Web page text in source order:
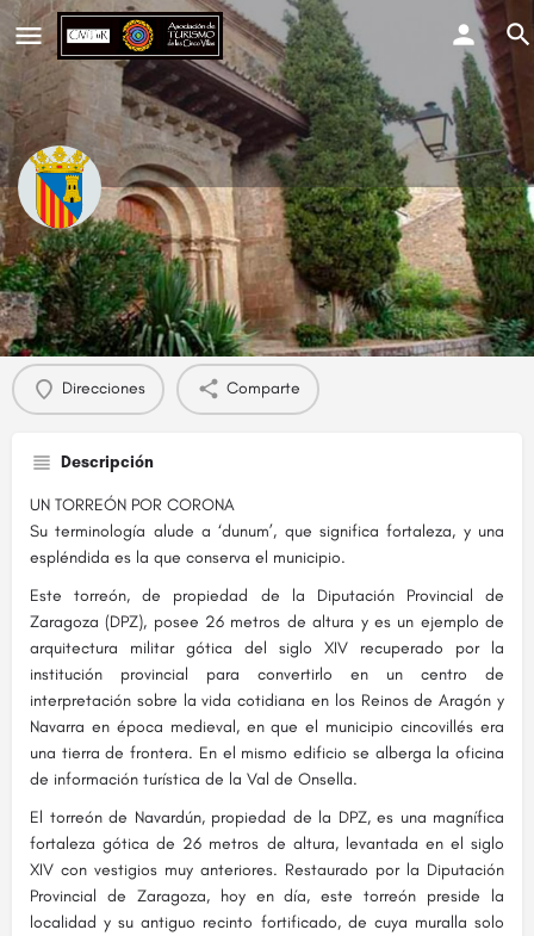
Navardún
Perfil Eventos 0
Direcciones Comparte
Descripción
UN TORREÓN POR CORONA
Su terminología alude a ‘dunum’, que significa fortaleza, y una
espléndida es la que conserva el municipio.
Este torreón, de propiedad de la Diputación Provincial de
Zaragoza (DPZ), posee 26 metros de altura y es un ejemplo de
arquitectura militar gótica del siglo XIV recuperado por la
institución provincial para convertirlo en un centro de
interpretación sobre la vida cotidiana en los Reinos de Aragón y
Navarra en época medieval, en que el municipio cincovillés era
una tierra de frontera. En el mismo edificio se alberga la oficina
de información turística de la Val de Onsella.
El torreón de Navardún, propiedad de la DPZ, es una magnífica
fortaleza gótica de 26 metros de altura, levantada en el siglo
XIV con vestigios muy anteriores. Restaurado por la Diputación
Provincial de Zaragoza, hoy en día, este torreón preside la
localidad y su antiguo recinto fortificado, de cuya muralla solo